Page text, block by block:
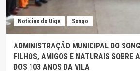
DE
Noticias do Uige Songo
ADMINISTRAÇÃO MUNICIPAL DO
FILHOS, AMIGOS E NATURAIS SOBRE
DOS 103 ANOS DA VILA